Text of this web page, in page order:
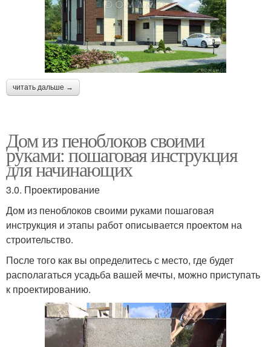
читать дальше →
Дом из пеноблоков своими
руками: пошаговая инструкция
для начинающих
3.0. Проектирование
Дом из пеноблоков своими руками пошаговая
инструкция и этапы работ описывается проектом на
строительство.
После того как вы определитесь с место, где будет
располагаться усадьба вашей мечты, можно приступать
к проектированию.